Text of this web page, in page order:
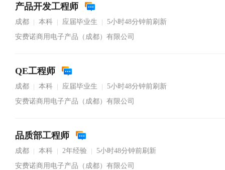
产品开发工程师
成都 本科 应届毕业生
5小时48分钟前刷新
安费诺商用电子产品（成都）有限公司
QE工程师
成都 本科 应届毕业生
5小时48分钟前刷新
安费诺商用电子产品（成都）有限公司
品质部工程师
成都 本科 2年经验
5小时48分钟前刷新
安费诺商用电子产品（成都）有限公司